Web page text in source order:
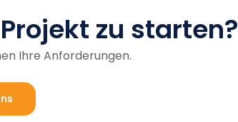
zu starten?
Ihre Anforderungen.